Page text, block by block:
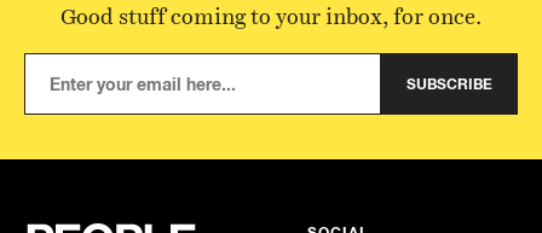
Good stuff coming to your inbox, for once.
SUBSCRIBE